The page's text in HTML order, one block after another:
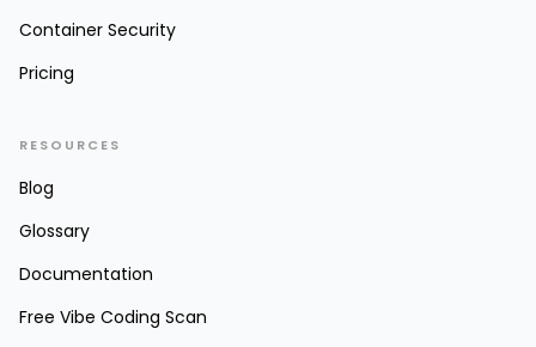
Container Security
Pricing
RESOURCES
Blog
Glossary
Documentation
Free Vibe Coding Scan